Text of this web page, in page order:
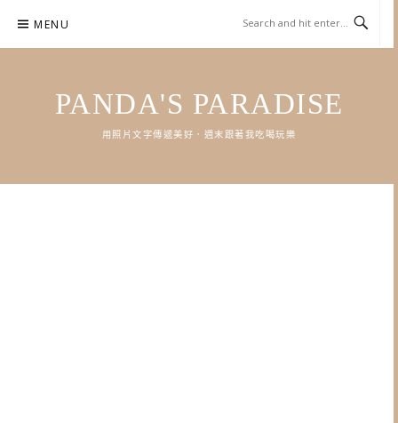
content
MENU
PANDA'S PARADISE
用照片文字傳遞美好．週末跟著我吃喝玩樂